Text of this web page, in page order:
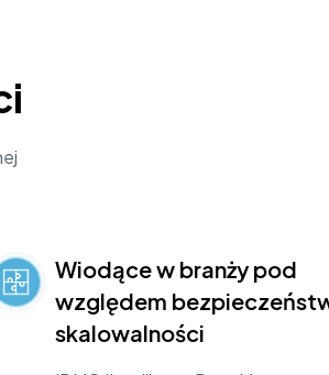
Wiodące w branży pod
względem
skalowalności